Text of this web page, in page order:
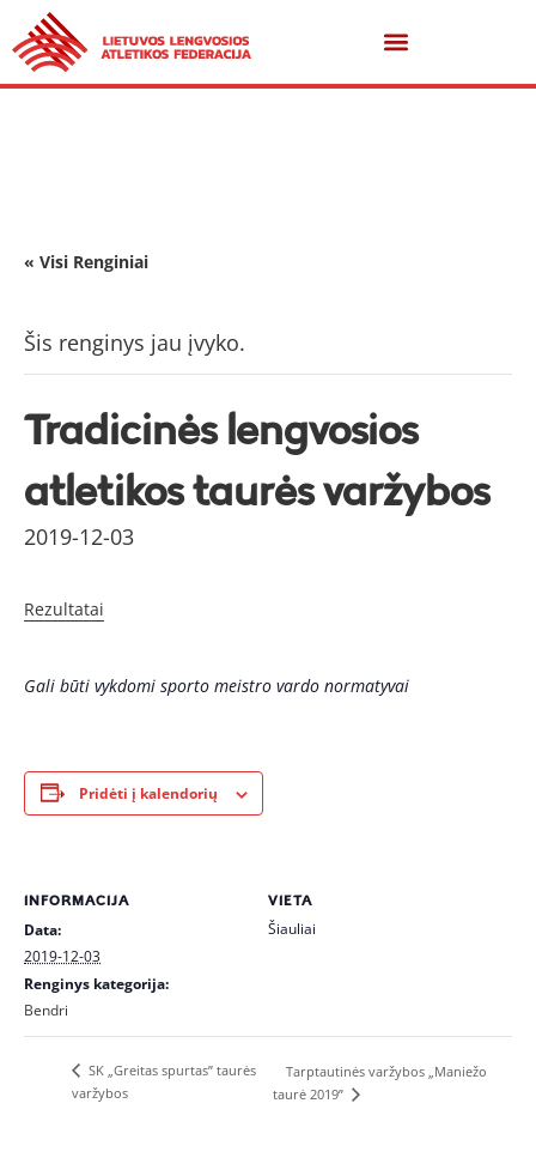
« Visi Renginiai
Šis renginys jau įvyko.
Tradicinės lengvosios
atletikos taurės varžybos
2019-12-03
Rezultatai
Gali būti vykdomi sporto meistro vardo normatyvai
Pridėti į kalendorių
INFORMACIJA
Data:
2019-12-03
Renginys kategorija:
Bendri
VIETA
Šiauliai
SK „Greitas spurtas” taurės
varžybos
Tarptautinės varžybos „Maniežo
taurė 2019”